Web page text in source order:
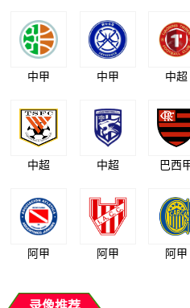
中甲 中甲 中超
中超 中超 巴西
阿甲 阿甲 阿甲